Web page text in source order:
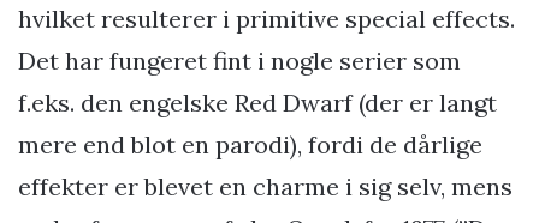
hvilket resulterer i primitive special effects.
Det har fungeret fint i nogle serier som
f.eks. den engelske Red Dwarf (der er langt
mere end blot en parodi), fordi de dårlige
effekter er blevet en charme i sig selv, mens